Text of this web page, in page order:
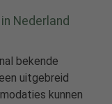
Nederland
bekende
uitgebreid
kunnen